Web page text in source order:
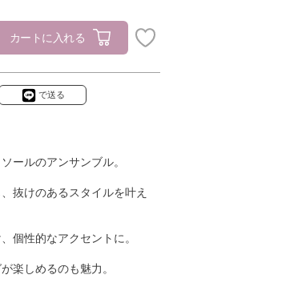
カートに入れる
で送る
ールのアンサンブル。
抜けのあるスタイルを叶え
個性的なアクセントに。
楽しめるのも魅力。